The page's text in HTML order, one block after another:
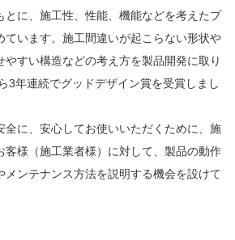
とに、施工性、性能、機能などを考えたプ
ています。施工間違いが起こらない形状や
やすい構造などの考え方を製品開発に取り
3年連続でグッドデザイン賞を受賞しまし
全に、安心してお使いいただくために、施
客様（施工業者様）に対して、製品の動作
メンテナンス方法を説明する機会を設けて